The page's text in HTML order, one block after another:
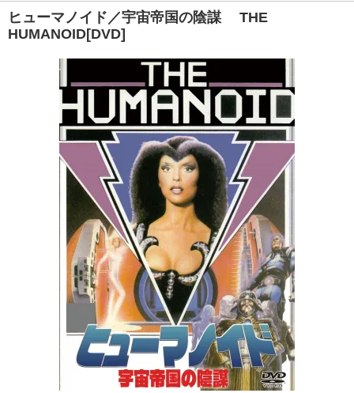
ヒューマノイド／宇宙帝国の陰謀 THE
HUMANOID[DVD]